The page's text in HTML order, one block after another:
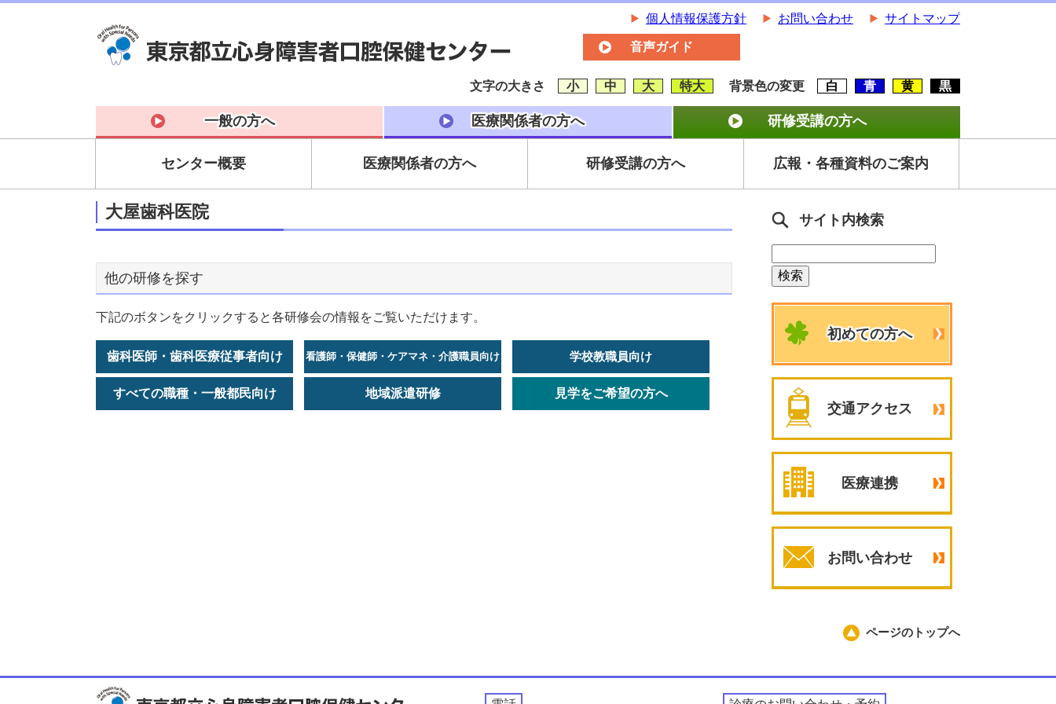
個人情報保護方針 お問い合わせ サイトマップ
音声ガイド
文字の大きさ 小 中 大 特大 背景色の変更 白 青 黄 黒
一般の方へ 医療関係者の方へ 研修受講の方へ
センター概要 医療関係者の方へ 研修受講の方へ 広報・各種資料のご案内
大屋歯科医院
他の研修を探す
下記のボタンをクリックすると各研修会の情報をご覧いただけます。
歯科医師・歯科医療従事者向け 看護師・保健師・ケアマネ・介護職員向け 学校教職員向け
すべての職種・一般都民向け 地域派遣研修 見学をご希望の方へ
サイト内検索
初めての方へ
交通アクセス
医療連携
お問い合わせ
ページのトップへ